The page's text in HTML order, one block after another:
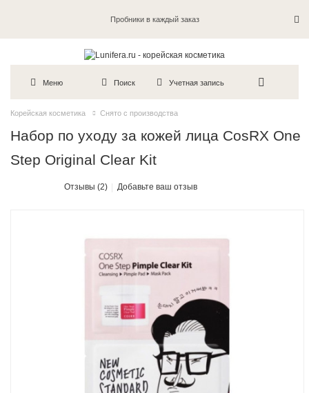
Пробники в каждый заказ
Меню Поиск Учетная запись
Корейская косметика Снято с производства
Набор по уходу за кожей лица CosRX One
Step Original Clear Kit
Отзывы (2) Добавьте ваш отзыв